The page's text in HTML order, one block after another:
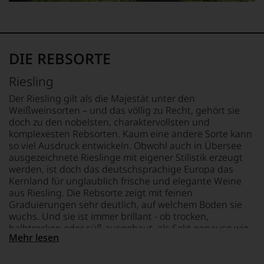
finden
an
jedem
Wein
auch
unsere
Tesdorpf-
Bewertung.
Wir
beurteilen
unsere
Weine
nach
dem
bekannten
und
bewährten
100-
Punkte-
DIE REBSORTE
Riesling
Der Riesling gilt als die Majestät unter den
Weißweinsorten – und das völlig zu Recht, gehört sie
doch zu den nobelsten, charaktervollsten und
komplexesten Rebsorten. Kaum eine andere Sorte kann
so viel Ausdruck entwickeln. Obwohl auch in Übersee
ausgezeichnete Rieslinge mit eigener Stilistik erzeugt
werden, ist doch das deutschsprachige Europa das
Kernland für unglaublich frische und elegante Weine
aus Riesling. Die Rebsorte zeigt mit feinen
Graduierungen sehr deutlich, auf welchem Boden sie
wuchs. Und sie ist immer brillant - ob trocken,
halbtrocken oder süß ausgebaut, als Sekt genauso wie
als Trockenbeerenauslese. Entscheidend ist der hohe
Mehr lesen